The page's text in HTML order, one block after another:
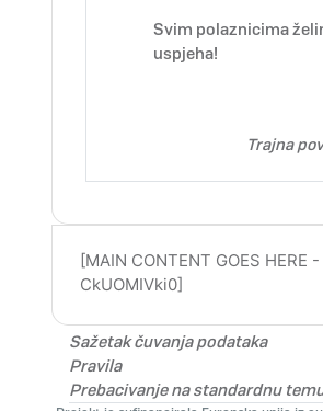
Svim polaznicima
uspjeha!
Trajna
[MAIN CONTENT GOES HERE -
CkUOMIVki0]
Sažetak čuvanja podataka
Pravila
Prebacivanje na standardnu